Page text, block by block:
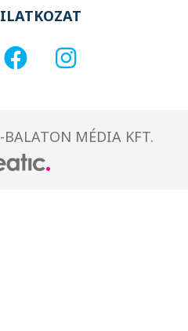
MÉDIA KFT.